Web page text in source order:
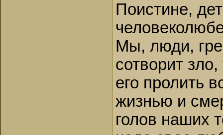
Поистине,
Мы, люди,
сотворит
его пролить
жизнью и
голов наших